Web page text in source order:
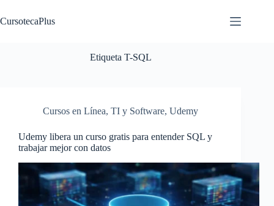
al
contenido
CursotecaPlus
Etiqueta T-SQL
Cursos en Línea, TI y Software, Udemy
Udemy libera un curso gratis para entender SQL y
trabajar mejor con datos